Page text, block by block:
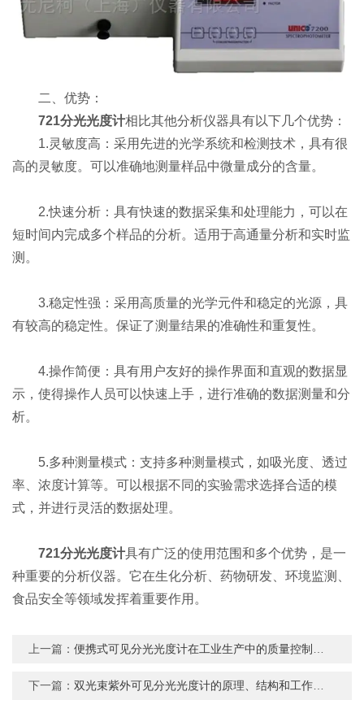
二、优势：
721分光光度计相比其他分析仪器具有以下几个优势：
1.灵敏度高：采用先进的光学系统和检测技术，具有很
高的灵敏度。可以准确地测量样品中微量成分的含量。
2.快速分析：具有快速的数据采集和处理能力，可以在
短时间内完成多个样品的分析。适用于高通量分析和实时监
测。
3.稳定性强：采用高质量的光学元件和稳定的光源，具
有较高的稳定性。保证了测量结果的准确性和重复性。
4.操作简便：具有用户友好的操作界面和直观的数据显
示，使得操作人员可以快速上手，进行准确的数据测量和分
析。
5.多种测量模式：支持多种测量模式，如吸光度、透过
率、浓度计算等。可以根据不同的实验需求选择合适的模
式，并进行灵活的数据处理。
721分光光度计具有广泛的使用范围和多个优势，是一
种重要的分析仪器。它在生化分析、药物研发、环境监测、
食品安全等领域发挥着重要作用。
上一篇：便携式可见分光光度计在工业生产中的质量控制与过程监测
下一篇：双光束紫外可见分光光度计的原理、结构和工作方式介绍